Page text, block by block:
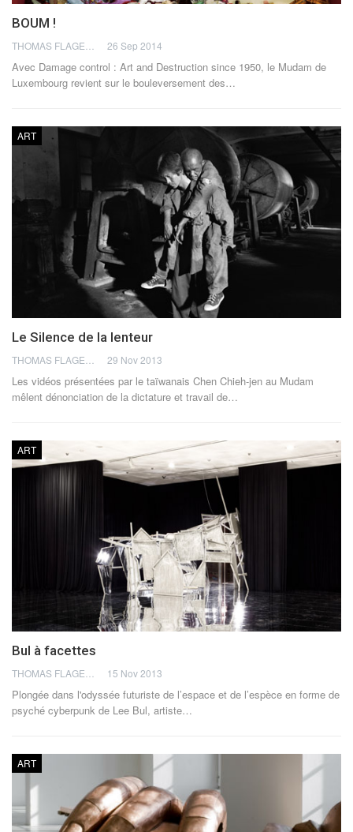
BOUM !
THOMAS FLAGEL 26 Sep 2014
Avec Damage control : Art and Destruction since 1950, le Mudam de
Luxembourg revient sur le bouleversement des…
ART
Le Silence de la lenteur
29 Nov 2013
Les vidéos présentées par le taïwanais Chen Chieh-jen au Mudam
mêlent dénonciation de la dictature et travail de…
ART
Bul à facettes
15 Nov 2013
Plongée dans l'odyssée futuriste de l’espace et de l’espèce en forme de
psyché cyberpunk de Lee Bul, artiste…
ART